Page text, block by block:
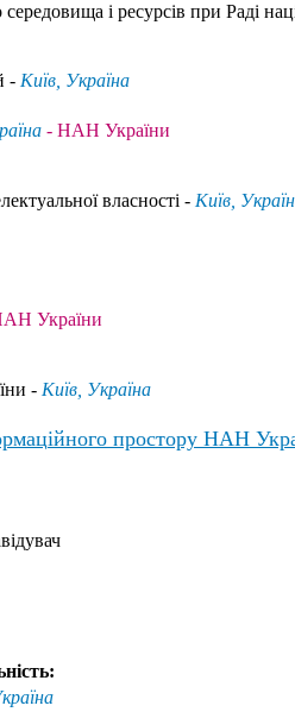
і ресурсів при Раді
- Київ, Україна
- НАН України
власності - Київ,
України
- Київ, Україна
простору НАН